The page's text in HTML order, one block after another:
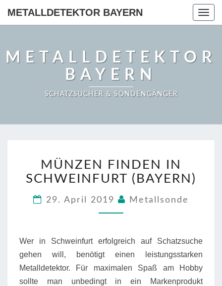
METALLDETEKTOR BAYERN
METALLDETEKTOR
BAYERN
SCHATZSUCHER & SONDENGÄNGER
FINDEN
IN
SCHWEINFURT
(BAYERN)
MÜNZEN FINDEN IN
SCHWEINFURT (BAYERN)
29. April 2019 Metallsonde
Wer in Schweinfurt erfolgreich auf Schatzsuche
gehen will, benötigt einen leistungsstarken
Metalldetektor. Für maximalen Spaß am Hobby
sollte man unbedingt in ein Markenprodukt